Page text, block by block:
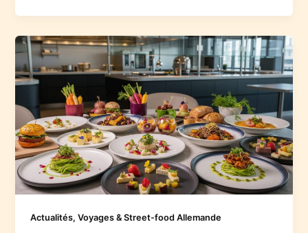
Actualités, Voyages & Street-food Allemande